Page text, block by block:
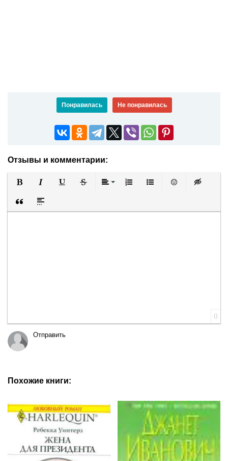
Понравилась Не понравилась
Отзывы и комментарии:
Вставка цитаты
Вставка спойлера
0
Отправить
Похожие книги: